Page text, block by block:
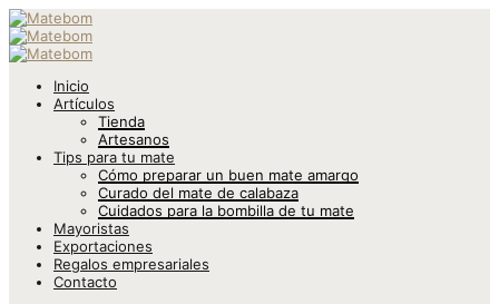
Inicio
Artículos
Tienda
Artesanos
Tips para tu mate
Cómo preparar un buen mate amargo
Curado del mate de calabaza
Cuidados para la bombilla de tu mate
Mayoristas
Exportaciones
Regalos empresariales
Contacto